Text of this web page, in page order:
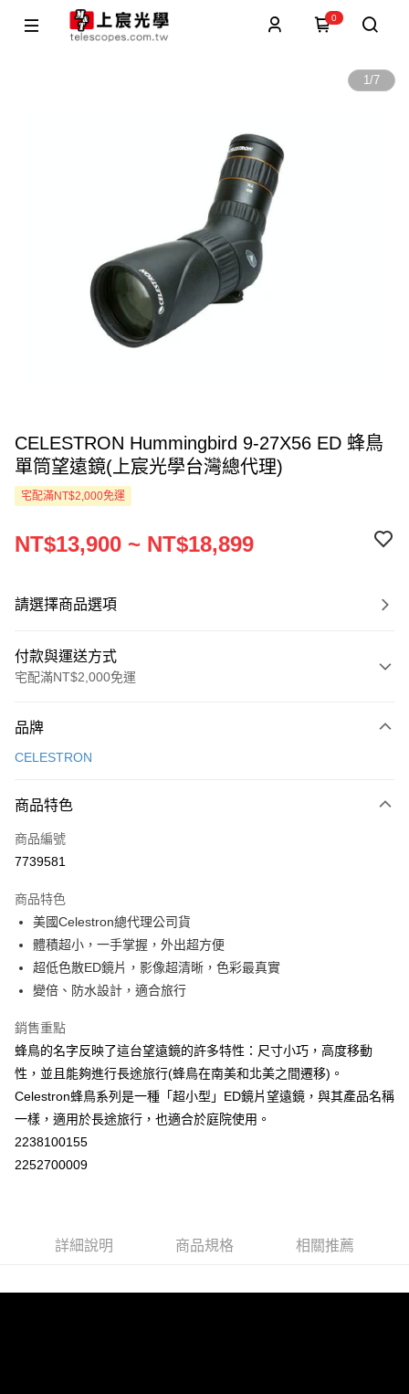
0
1/7
CELESTRON Hummingbird 9-27X56 ED 蜂鳥
單筒望遠鏡(上宸光學台灣總代理)
宅配滿NT$2,000免運
NT$13,900 ~ NT$18,899
請選擇商品選項
付款與運送方式
宅配滿NT$2,000免運
信用卡一次付款
Apple Pay
ATM付款
郵寄到府(台灣本島適用)
每筆NT$100，滿NT$2,000(含以上)免運費
台灣離島寄送(基本運費100元+離島加收80元)
每筆NT$180，滿NT$2,000(含以上)免運費
品牌
CELESTRON
商品特色
商品編號
7739581
商品特色
美國Celestron總代理公司貨
體積超小，一手掌握，外出超方便
超低色散ED鏡片，影像超清晰，色彩最真實
變倍、防水設計，適合旅行
銷售重點
蜂鳥的名字反映了這台望遠鏡的許多特性：尺寸小巧，高度移動
性，並且能夠進行長途旅行(蜂鳥在南美和北美之間遷移)。
Celestron蜂鳥系列是一種「超小型」ED鏡片望遠鏡，與其產品名稱
一樣，適用於長途旅行，也適合於庭院使用。
2238100155
2252700009
詳細說明 商品規格 相關推薦